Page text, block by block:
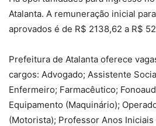
Atalanta. A remuneração inicial
aprovados é de R$ 2138,62 a R$
Prefeitura de Atalanta oferece
cargos: Advogado; Assistente
Enfermeiro; Farmacêutico;
Equipamento (Maquinário);
(Motorista); Professor Anos